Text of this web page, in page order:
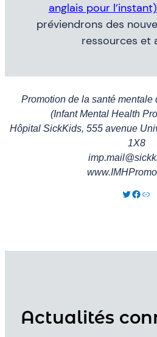
anglais pour l’instant)
préviendrons des
ressources et
Promotion de la santé mentale
(Infant Mental Health
Hôpital SickKids, 555 avenue
1X8
Twitter
Link
Actualités